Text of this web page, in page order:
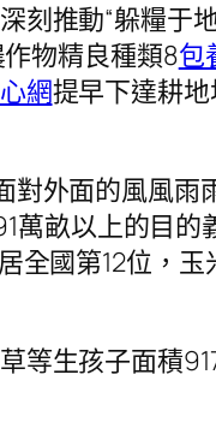
推動“躲糧于
物精良種類8包
網提早下達耕
外面的風風雨
萬畝以上的目
全國第12位，
生孩子面積